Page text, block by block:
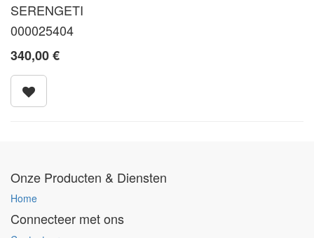
SERENGETI
000025404
340,00€
Onze Producten & Diensten
Home
Connecteer met ons